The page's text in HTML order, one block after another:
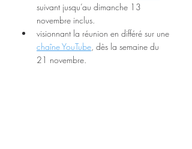
suivant jusqu’au dimanche 13
novembre inclus.
visionnant la réunion en différé sur une
chaîne YouTube, dès la semaine du
21 novembre.